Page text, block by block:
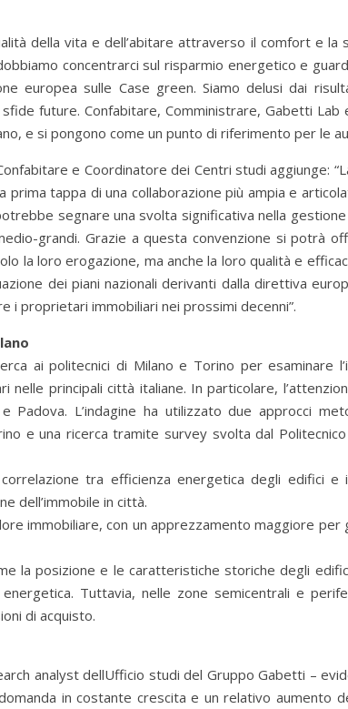
della vita e dell’abitare attraverso il comfort e la
concentrarci sul risparmio energetico e
europea sulle Case green. Siamo delusi dai
future. Confabitare, Comministrare, Gabetti Lab
e si pongono come un punto di riferimento per le
e Coordinatore dei Centri studi aggiunge:
tappa di una collaborazione più ampia e
segnare una svolta significativa nella
grandi. Grazie a questa convenzione si potrà
la loro erogazione, ma anche la loro qualità e
dei piani nazionali derivanti dalla direttiva
i proprietari immobiliari nei prossimi decenni”.
ai politecnici di Milano e Torino per esaminare
nelle principali città italiane. In particolare,
L’indagine ha utilizzato due approcci
e una ricerca tramite survey svolta dal
tra efficienza energetica degli edifici
dell’immobile in città.
immobiliare, con un apprezzamento maggiore
la posizione e le caratteristiche storiche degli
Tuttavia, nelle zone semicentrali e
di acquisto.
analyst dellUfficio studi del Gruppo Gabetti –
in costante crescita e un relativo aumento